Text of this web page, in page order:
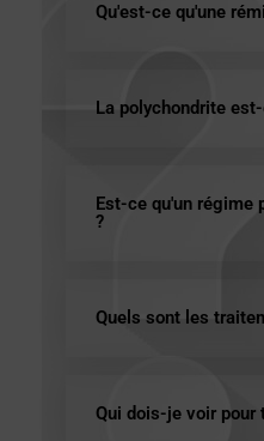
Qu'est-ce qu'une
La polychondrite
Est-ce qu'un régime
?
Quels sont les
Qui dois-je voir pour